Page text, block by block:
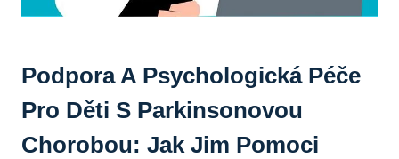
Podpora A Psychologická Péče
Pro Děti⁣ S ⁣Parkinsonovou
Chorobou: Jak Jim Pomoci